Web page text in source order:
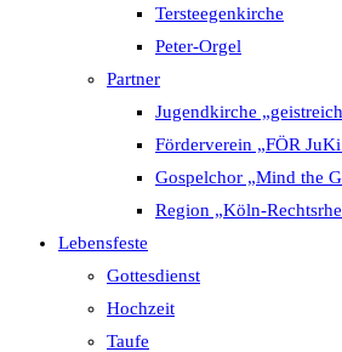
Tersteegenkirche
Peter-Orgel
Partner
Jugendkirche
Förderverein „FÖR JuKi
Gospelchor „Mind the
Region „Köln-
Lebensfeste
Gottesdienst
Hochzeit
Taufe